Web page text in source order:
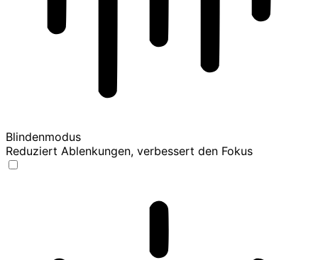
Blindenmodus
Reduziert Ablenkungen, verbessert den Fokus